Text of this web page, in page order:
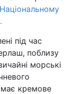
Національному
під час
поблизу
морські
має кремове